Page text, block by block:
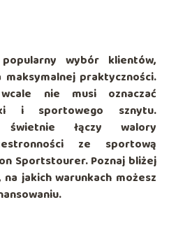
wybór klientów,
praktyczności.
nie musi oznaczać
i sportowego sznytu.
świetnie łączy walory
ze sportową
Sportstourer. Poznaj bliżej
jakich warunkach możesz